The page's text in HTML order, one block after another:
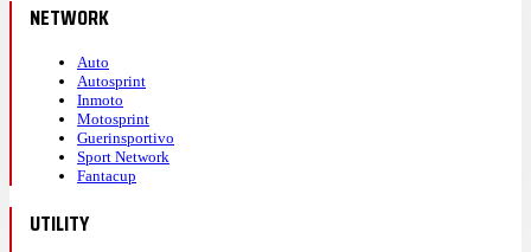
NETWORK
Auto
Autosprint
Inmoto
Motosprint
Guerinsportivo
Sport Network
Fantacup
UTILITY